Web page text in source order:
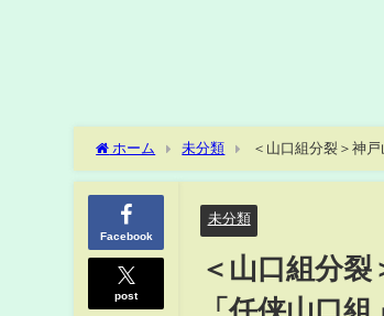
ホーム 未分類
＜山口組分裂＞神
の移籍を手引きか
Facebook
post
未分類
＜山口組分
「任侠山口